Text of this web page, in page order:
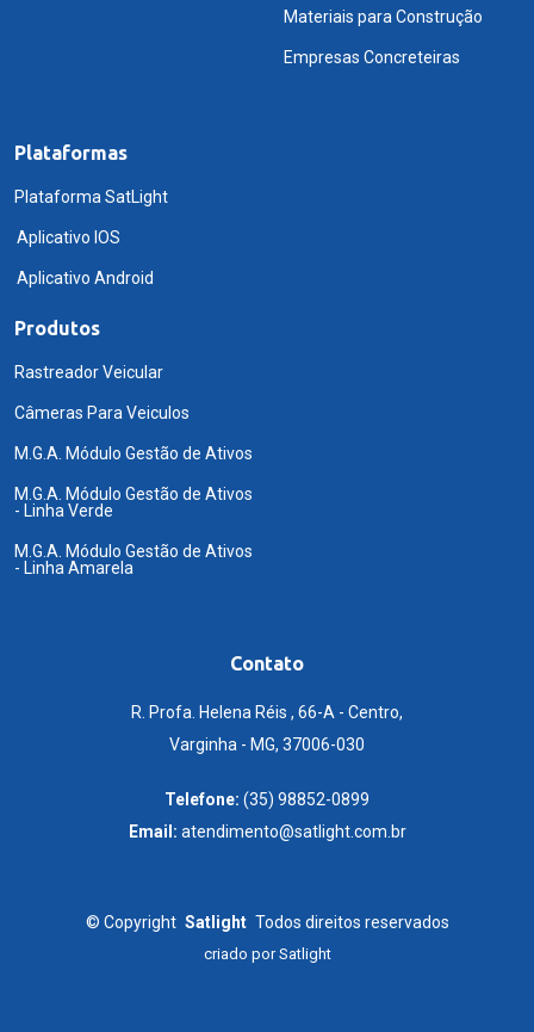
Materiais para Construção
Empresas Concreteiras
Plataformas
Plataforma SatLight
Aplicativo IOS
Aplicativo Android
Produtos
Rastreador Veicular
Câmeras Para Veiculos
M.G.A. Módulo Gestão de Ativos
M.G.A. Módulo Gestão de Ativos
- Linha Verde
M.G.A. Módulo Gestão de Ativos
- Linha Amarela
Contato
R. Profa. Helena Réis , 66-A - Centro,
Varginha - MG, 37006-030
Telefone: (35) 98852-0899
Email: atendimento@satlight.com.br
© Copyright Satlight Todos direitos reservados
criado porSatlight